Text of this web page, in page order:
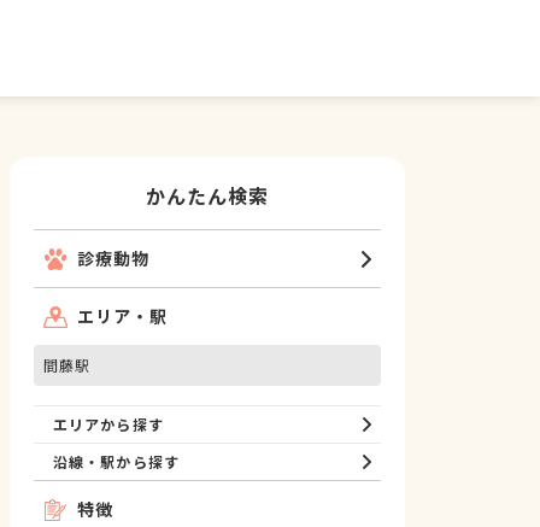
かんたん検索
診療動物
エリア・駅
間藤駅
エリアから探す
沿線・駅から探す
特徴